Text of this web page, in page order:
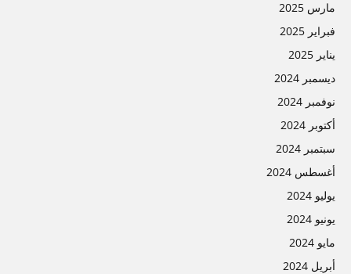
مارس 2025
فبراير 2025
يناير 2025
ديسمبر 2024
نوفمبر 2024
أكتوبر 2024
سبتمبر 2024
أغسطس 2024
يوليو 2024
يونيو 2024
مايو 2024
أبريل 2024